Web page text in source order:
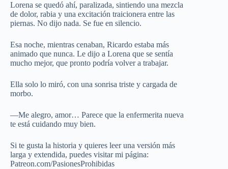
Lorena se quedó ahí, paralizada, sintiendo una mezcla
de dolor, rabia y una excitación traicionera entre las
piernas. No dijo nada. Se fue en silencio.
Esa noche, mientras cenaban, Ricardo estaba más
animado que nunca. Le dijo a Lorena que se sentía
mucho mejor, que pronto podría volver a trabajar.
Ella solo lo miró, con una sonrisa triste y cargada de
morbo.
—Me alegro, amor… Parece que la enfermerita nueva
te está cuidando muy bien.
Si te gusta la historia y quieres leer una versión más
larga y extendida, puedes visitar mi página:
Patreon.com/PasionesProhibidas